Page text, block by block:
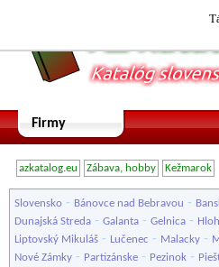
Firmy
azkatalog.eu Zábava, hobby Kežmarok
Slovensko - Bánovce nad Bebravou -
Dunajská Streda - Galanta - Gelnica -
Liptovský Mikuláš - Lučenec - Malacky -
Nové Zámky - Partizánske - Pezinok -